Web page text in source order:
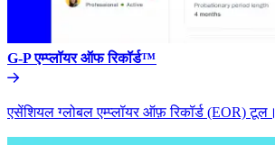
G-P एम्प्लॉयर ऑफ रिकॉर्ड™​​
एसेंशियल ग्लोबल एम्प्लॉयर ऑफ़ रिकॉर्ड (EOR) टूल।​​